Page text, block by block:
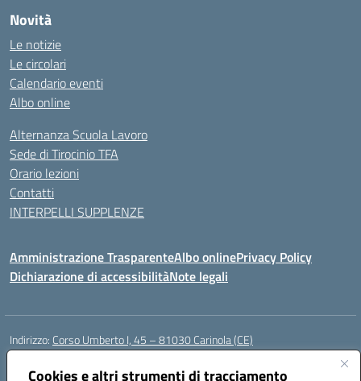
Cookies e altri strumenti di tracciamento
Novità
Le notizie
Le circolari
Calendario eventi
Albo online
Alternanza Scuola Lavoro
Sede di Tirocinio TFA
Orario lezioni
Contatti
INTERPELLI SUPPLENZE
Amministrazione TrasparenteAlbo onlinePrivacy Policy
Dichiarazione di accessibilitàNote legali
Indirizzo: Corso Umberto I, 45 – 81030 Carinola (CE)
Centralino:
Posta elettronica certificata (PEC):ceic88700p@pec.istruzione.it